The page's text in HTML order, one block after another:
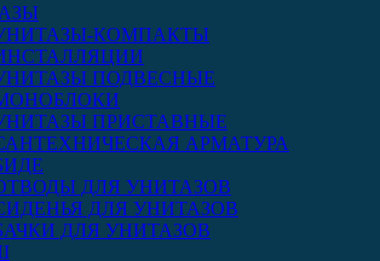
КОМПАКТЫ
ПОДВЕСНЫЕ
ПРИСТАВНЫЕ
АРМАТУРА
ДЛЯ УНИТАЗОВ
ДЛЯ УНИТАЗОВ
ДЛЯ УНИТАЗОВ